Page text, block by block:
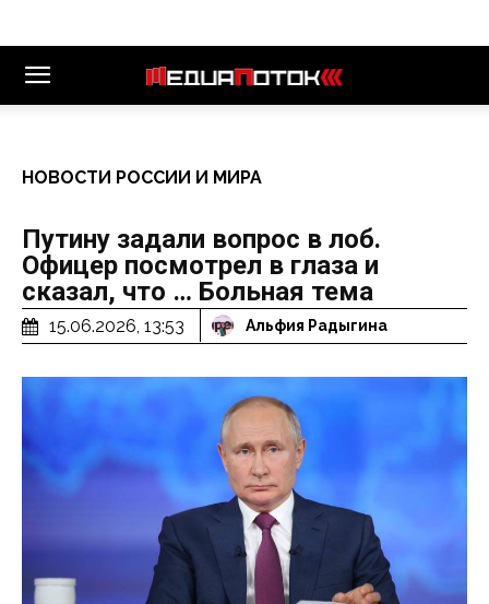
НОВОСТИ РОССИИ И МИРА
Путину задали вопрос в лоб.
Офицер посмотрел в глаза и
сказал, что … Больная тема
15.06.2026, 13:53 Альфия Радыгина